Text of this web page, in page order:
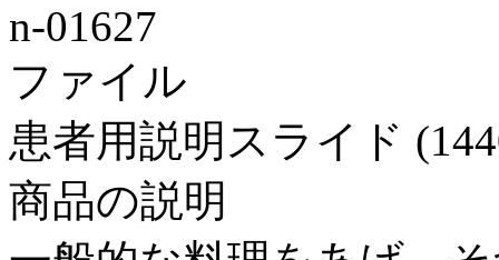
n-01627
ファイル
患者用説明スライド
商品の説明